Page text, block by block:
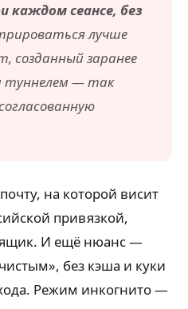
каждом сеансе, без
лучше
созданный заранее
туннелем — так
на которой висит
привязкой,
ящик. И ещё нюанс —
без кэша и куки
Режим инкогнито —